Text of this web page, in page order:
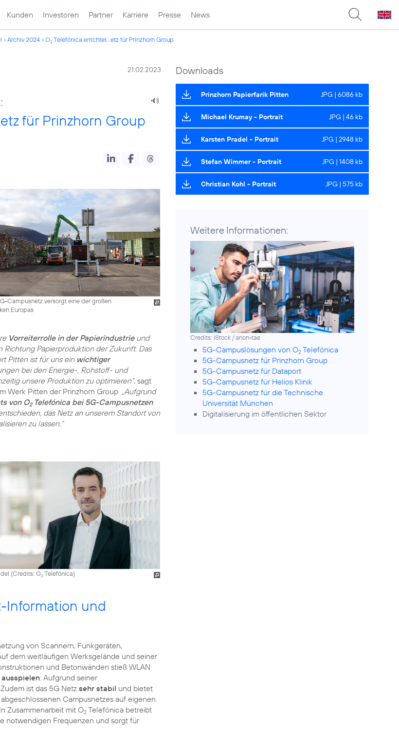
Kunden Investoren Partner Karriere Presse News
Archiv 2024 O2Telefónica errichtet...etz für Prinzhorn Group
21.02.2023
für Prinzhorn Group
Campusnetz versorgt eine der großen
Europas
Vorreiterrolle in der Papierindustrieund
Papierproduktion der Zukunft. Das
Pitten ist für uns ein wichtiger
bei den Energie-, Rohstoff- und
unsere Produktion zu optimieren“, sagt
Werk Pitten der Prinzhorn Group.
„Aufgrund
von O2Telefónica bei 5G-Campusnetzen
das Netz an unserem Standort von
zu lassen.“
(Credits: O2Telefónica)
Information und
von Scannern, Funkgeräten,
dem weitläufigen Werksgelände und seiner
und Betonwänden stieß WLAN
: Aufgrund seiner
ist das 5G Netz sehr stabil und bietet
Campusnetzes auf eigenen
Zusammenarbeit mit O2 Telefónica betreibt
notwendigen Frequenzen und sorgt für
Downloads
Prinzhorn Papierfarik Pitten JPG | 6086 kb
Michael Krumay - Portrait JPG | 46 kb
Karsten Pradel - Portrait JPG | 2948 kb
Stefan Wimmer - Portrait JPG | 1408 kb
Christian Kohl - Portrait JPG | 575 kb
Weitere Informationen:
Credits: iStock / anon-tae
5G-Campuslösungen von O2 Telefónica
5G-Campusnetz für Prinzhorn Group
5G-Campusnetz für Dataport
5G-Campusnetz für Helios Klinik
5G-Campusnetz für die Technische
Universität München
Digitalisierung im öffentlichen Sektor